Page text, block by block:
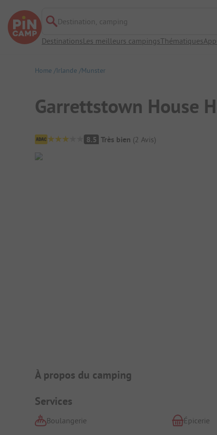
Destination, camping
DestinationsLes meilleurs campingsThématiquesApp
Home Irlande Munster
Garrettstown House
Aperçu du camping
8.5 Très bien (2 Avis)
Présentation du camping
À propos du camping
Services
Boulangerie Épicerie